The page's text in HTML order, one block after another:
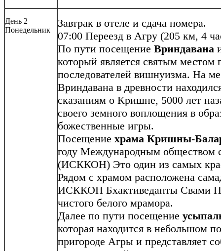
День 2
Понедельник
Завтрак в отеле и сдача номера.
07:00 Переезд в Агру (205 км, 4
По пути посещение Вриндавана
который является святым местом
последователей вишнуизма. На
Вриндавана в древности
сказаниям о Кришне, 5000 лет
своего земного воплощения в
божественные игры.
Посещение храма Кришны-
году Международным обществом
(ИСККОН) Это один из самых
Рядом с храмом расположена
ИСККОН Бхактиведанты Свами
чистого белого мрамора.
Далее по пути посещение
которая находится в небольшом
пригороде Агры и представляет